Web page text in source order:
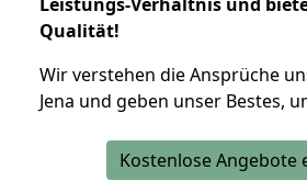
Qualität!
Wir verstehen die Ansprüche
Jena und geben unser Bestes,
Kostenlose Angebote